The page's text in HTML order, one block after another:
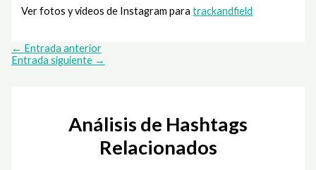
Ver fotos y videos de Instagram paratrackandfield
← Entrada anterior
Entrada siguiente →
Análisis de Hashtags
Relacionados